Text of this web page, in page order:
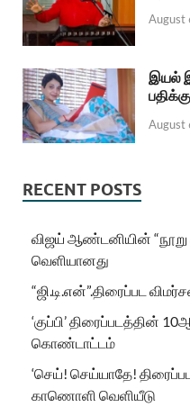
August
இயல்
August
RECENT POSTS
விஜய் ஆண்டனியின் “நூறு
வெளியானது
“ஜி.டி.என்”.திரைப்பட
‘குப்பி’ திரைப்படத்தின்
கொண்டாட்டம்
‘செய்! செய்யாதே!
காணொளி வெளியீடு